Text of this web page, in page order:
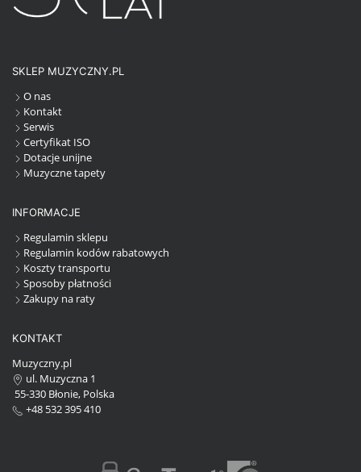
SKLEP MUZYCZNY.PL
O nas
Kontakt
Serwis
Certyfikat ISO
Dotacje unijne
Muzyczne tapety
INFORMACJE
Regulamin sklepu
Regulamin kodów rabatowych
Koszty transportu
Sposoby płatności
Zakupy na raty
KONTAKT
Muzyczny.pl
ul. Muzyczna 1
55-330 Błonie, Polska
+48 532 395 410